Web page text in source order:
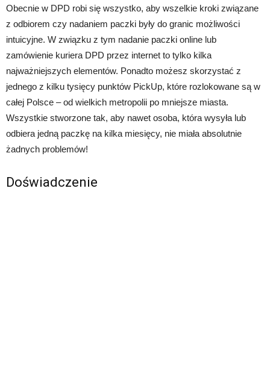
Obecnie w DPD robi się wszystko, aby wszelkie kroki związane
z odbiorem czy nadaniem paczki były do granic możliwości
intuicyjne. W związku z tym nadanie paczki online lub
zamówienie kuriera DPD przez internet to tylko kilka
najważniejszych elementów. Ponadto możesz skorzystać z
jednego z kilku tysięcy punktów PickUp, które rozlokowane są w
całej Polsce – od wielkich metropolii po mniejsze miasta.
Wszystkie stworzone tak, aby nawet osoba, która wysyła lub
odbiera jedną paczkę na kilka miesięcy, nie miała absolutnie
żadnych problemów!
Doświadczenie